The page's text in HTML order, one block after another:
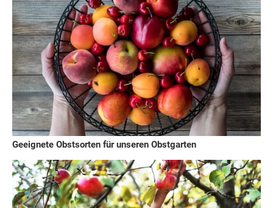
Geeignete Obstsorten für unseren Obstgarten